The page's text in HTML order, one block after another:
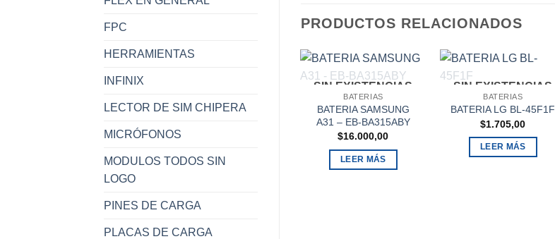
FPC
HERRAMIENTAS
INFINIX
LECTOR DE SIM CHIPERA
MICRÓFONOS
MODULOS TODOS SIN
LOGO
PINES DE CARGA
PLACAS DE CARGA
PRODUCTOS RELACIONADOS
SIN EXISTENCIAS
BATERIAS
BATERIA SAMSUNG
A31 – EB-BA315ABY
$16.000,00
LEER MÁS
SIN EXISTENCIAS
BATERIAS
BATERIA LG BL-45F1F
$1.705,00
LEER MÁS